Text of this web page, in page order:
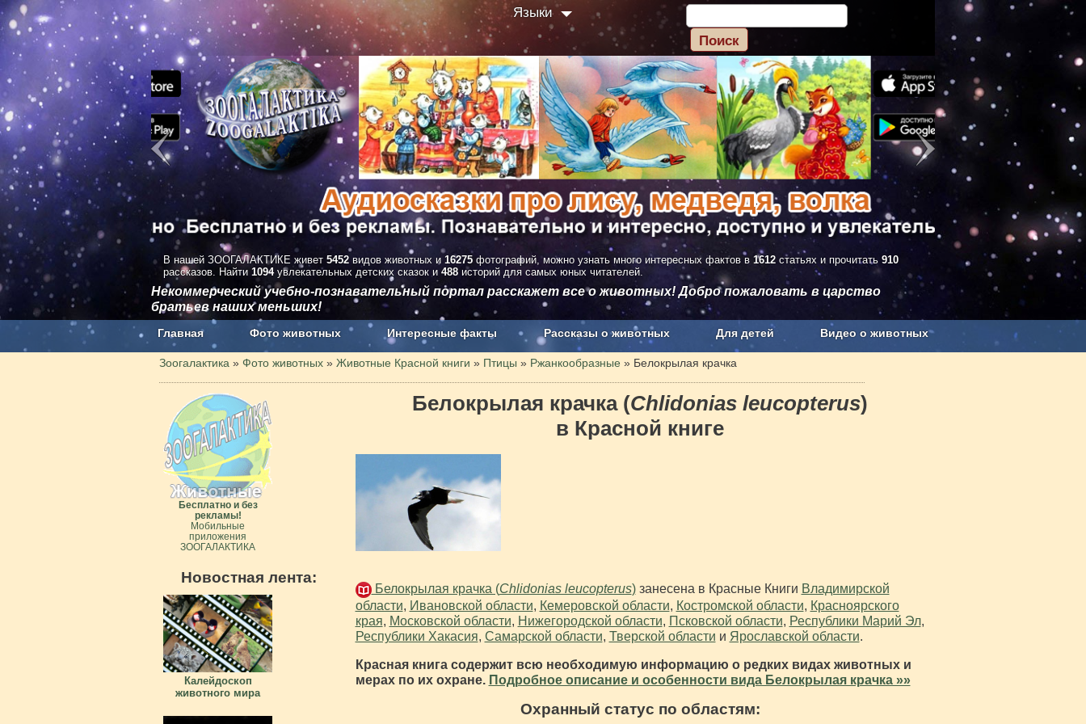
Языки
В нашей ЗООГАЛАКТИКЕ живет 5452 видов животных и 16275 фотографий, можно узнать много интересных фактов в 1612 статьях и прочитать 910
рассказов. Найти 1094увлекательных детских сказок и 488 историй для самых юных читателей.
Некоммерческий учебно-познавательный портал расскажет все о животных! Добро пожаловать в царство
братьев наших меньших!
Главная Фото животных Интересные факты Рассказы о животных Для детей Видео о животных
Наши приложения. Бесплатно и без рекламы О проекте
Зоогалактика » Фото животных » Животные Красной книги » Птицы » Ржанкообразные » Белокрылая крачка
Белокрылая крачка (Chlidonias leucopterus)
в Красной книге
Белокрылая крачка (Chlidonias leucopterus)занесена в Красные Книги Владимирской
области, Ивановской области, Кемеровской области, Костромской области, Красноярского
края, Московской области, Нижегородской области, Псковской области, Республики Марий Эл,
Республики Хакасия, Самарской области, Тверской области и Ярославской области.
Красная книга содержит всю необходимую информацию о редких видах животных и
мерах по их охране. Подробное описание и особенности вида Белокрылая крачка »»
Охранный статус по областям:
Бесплатно и без
рекламы!
Мобильные
приложения
ЗООГАЛАКТИКА
Новостная лента:
Калейдоскоп
животного мира